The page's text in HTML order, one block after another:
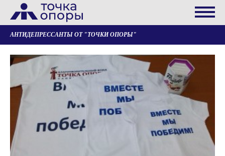
АНТИДЕПРЕССАНТЫ ОТ "ТОЧКИ ОПОРЫ"